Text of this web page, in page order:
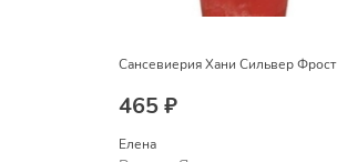
Сансевиерия Хани Сильвер Фрост
465 ₽
Елена